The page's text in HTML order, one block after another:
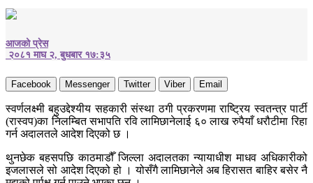
आजको प्रेस
२०८१ माघ २, बुधबार १७:३५
Facebook Messenger Twitter Viber Email
स्वर्णलक्ष्मी बहुउद्देश्यीय सहकारी संस्था ठगी प्रकरणमा राष्ट्रिय स्वतन्त्र पार्टी
(रास्वप)का निलम्बित सभापति रवि लामिछानेलाई ६० लाख रुपैयाँ धरौटीमा रिहा
गर्न अदालतले आदेश दिएको छ ।
थुनछेक बहसपछि काठमाडौँ जिल्ला अदालतका न्यायाधीश माधव अधिकारीको
इजलासले सो आदेश दिएको हो । योसँगै लामिछानेले अब हिरासत बाहिर बसेर नै